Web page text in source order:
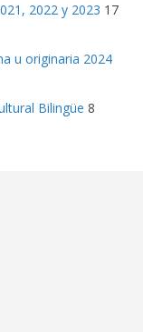
2022 y 2023 17
u originaria 2024
Bilingüe 8